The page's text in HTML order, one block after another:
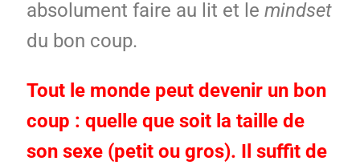
absolument faire au lit et le mindset
du bon coup.
Tout le monde peut devenir un bon
coup : quelle que soit la taille de
son sexe (petit ou gros). Il suffit de